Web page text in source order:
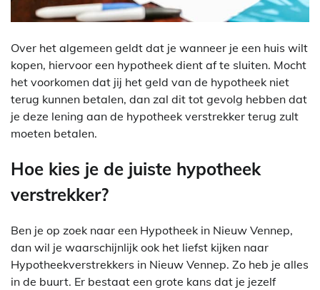
Over het algemeen geldt dat je wanneer je een huis wilt
kopen, hiervoor een hypotheek dient af te sluiten. Mocht
het voorkomen dat jij het geld van de hypotheek niet
terug kunnen betalen, dan zal dit tot gevolg hebben dat
je deze lening aan de hypotheek verstrekker terug zult
moeten betalen.
Hoe kies je de juiste hypotheek
verstrekker?
Ben je op zoek naar een Hypotheek in Nieuw Vennep,
dan wil je waarschijnlijk ook het liefst kijken naar
Hypotheekverstrekkers in Nieuw Vennep. Zo heb je alles
in de buurt. Er bestaat een grote kans dat je jezelf